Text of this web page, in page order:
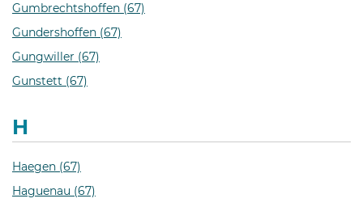
Gumbrechtshoffen (67)
Gundershoffen (67)
Gungwiller (67)
Gunstett (67)
H
Haegen (67)
Haguenau (67)